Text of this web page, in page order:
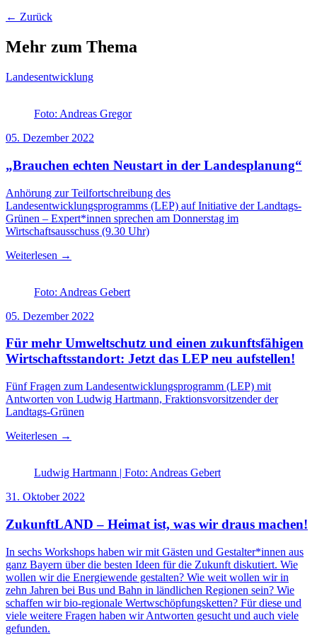
← Zurück
Mehr zum Thema
Landesentwicklung
Foto: Andreas Gregor
05. Dezember 2022
„Brauchen echten Neustart in der Landesplanung“
Anhörung zur Teilfortschreibung des
Landesentwicklungsprogramms (LEP) auf Initiative der Landtags-
Grünen – Expert*innen sprechen am Donnerstag im
Wirtschaftsausschuss (9.30 Uhr)
Weiterlesen →
Foto: Andreas Gebert
05. Dezember 2022
Für mehr Umweltschutz und einen zukunftsfähigen
Wirtschaftsstandort: Jetzt das LEP neu aufstellen!
Fünf Fragen zum Landesentwicklungsprogramm (LEP) mit
Antworten von Ludwig Hartmann, Fraktionsvorsitzender der
Landtags-Grünen
Weiterlesen →
Ludwig Hartmann | Foto: Andreas Gebert
31. Oktober 2022
ZukunftLAND – Heimat ist, was wir draus machen!
In sechs Workshops haben wir mit Gästen und Gestalter*innen aus
ganz Bayern über die besten Ideen für die Zukunft diskutiert. Wie
wollen wir die Energiewende gestalten? Wie weit wollen wir in
zehn Jahren bei Bus und Bahn in ländlichen Regionen sein? Wie
schaffen wir bio-regionale Wertwschöpfungsketten? Für diese und
viele weitere Fragen haben wir Antworten gesucht und auch viele
gefunden.